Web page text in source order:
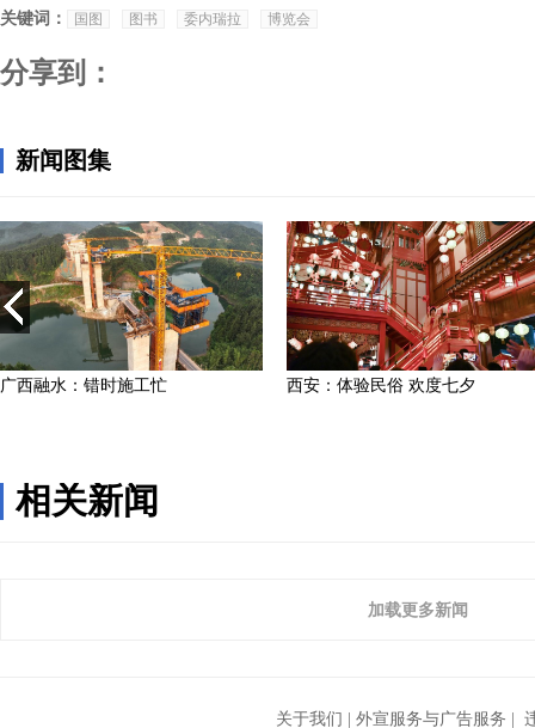
关键词： 国图 图书 委内瑞拉 博览会
分享到：
相关新闻
加载更多新闻
关于我们 | 外宣服务与广告服务 |